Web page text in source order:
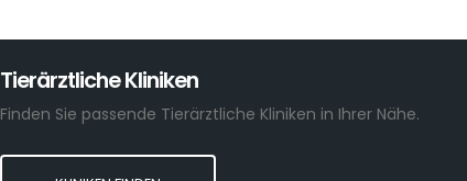
Tierärztliche Kliniken
Finden Sie passende Tierärztliche Kliniken in Ihrer Nähe.